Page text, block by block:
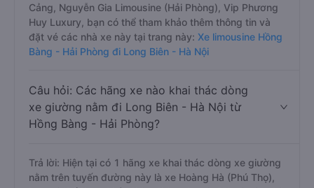
Cảng, Nguyễn Gia Limousine (Hải Phòng), Vip Phương
Huy Luxury, bạn có thể tham khảo thêm thông tin và
đặt vé các nhà xe này tại trang này: Xe limousine Hồng
Bàng - Hải Phòng đi Long Biên - Hà Nội
Câu hỏi: Các hãng xe nào khai thác dòng
xe giường nằm đi Long Biên - Hà Nội từ
Hồng Bàng - Hải Phòng?
Trả lời: Hiện tại có 1 hãng xe khai thác dòng xe giường
nằm trên tuyến đường này là xe Hoàng Hà (Phú Thọ),